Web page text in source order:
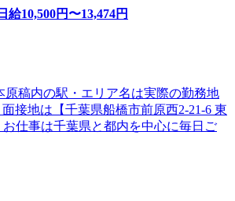
日給10,500円〜13,474円
稿内の駅・エリア名は実際の勤務地
接地は【千葉県船橋市前原西2-21-6 東
仕事は千葉県と都内を中心に毎日ご